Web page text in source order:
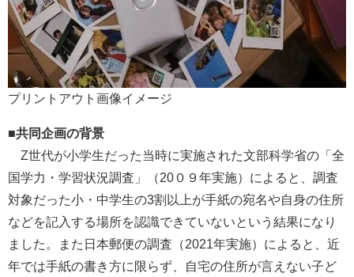
プリントアウト画像イメージ
■共同企画の背景
Z世代が小学生だった当時に実施された文部科学省の「全
国学力・学習状況調査」（20０９年実施）によると、調査
対象だった小・中学生の3割以上が手紙の宛名や自身の住所
などを記入する場所を認識できていないという結果になり
ました。また日本郵便の調査（2021年実施）によると、近
年では手紙の書き方に限らず、自宅の住所が言えない子ど